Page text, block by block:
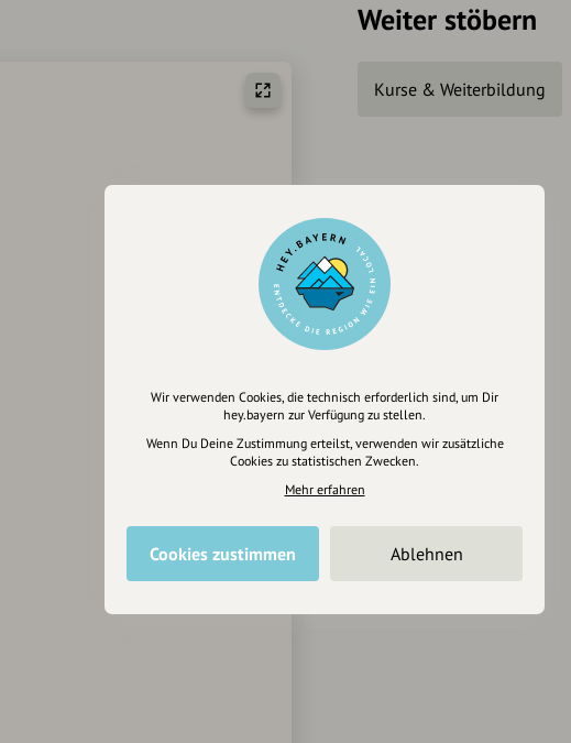
Weiter stöbern
Kurse & Weiterbildung
Wir verwenden Cookies, die technisch erforderlich sind, um Dir
hey.bayern zur Verfügung zu stellen.
Wenn Du Deine Zustimmung erteilst, verwenden wir zusätzliche
Cookies zu statistischen Zwecken.
Mehr erfahren
Cookies zustimmen Ablehnen